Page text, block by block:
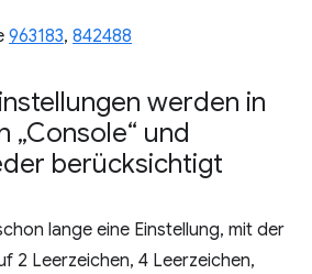
963183, 842488
werden in
„Console“ und
berücksichtigt
lange eine Einstellung, mit der
2 Leerzeichen, 4 Leerzeichen,